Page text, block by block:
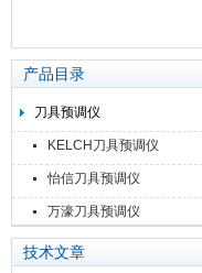
产品目录
刀具预调仪
KELCH刀具预调仪
怡信刀具预调仪
万濠刀具预调仪
技术文章